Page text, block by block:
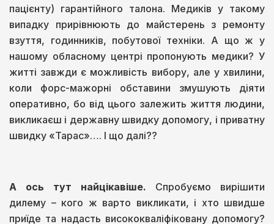
пацієнту) гарантійного талона. Медиків у такому
випадку прирівнюють до майстерень з ремонту
взуття, годинників, побутової техніки. А що ж у
нашому обласному центрі пропонують медики? У
житті завжди є можливість вибору, але у хвилини,
коли форс-мажорні обставини змушують діяти
оперативно, бо від цього залежить життя людини,
викликаєш і державну швидку допомогу, і приватну
швидку «Тарас»…. І що далі??
А ось тут найцікавіше. Спробуємо вирішити
дилему – кого ж варто викликати, і хто швидше
приїде та надасть висококваліфіковану допомогу?